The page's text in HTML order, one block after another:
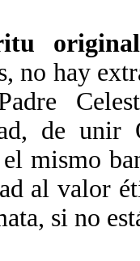
no hay
de unir
mismo
al valor
si no